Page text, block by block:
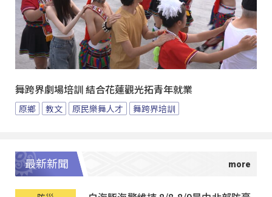
舞跨界劇場培訓 結合花蓮觀光拓青年就業
原鄉 教文 原民樂舞人才 舞跨界培訓
最新新聞